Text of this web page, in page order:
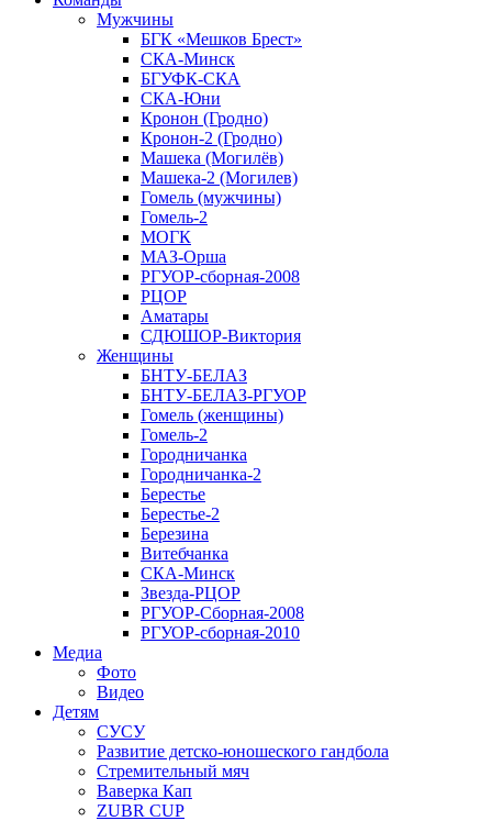
Мужчины
БГК «Мешков Брест»
СКА-Минск
БГУФК-СКА
СКА-Юни
Кронон (Гродно)
Кронон-2 (Гродно)
Машека (Могилёв)
Машека-2 (Могилев)
Гомель (мужчины)
Гомель-2
МОГК
МАЗ-Орша
РГУОР-сборная-2008
РЦОР
Аматары
СДЮШОР-Виктория
Женщины
БНТУ-БЕЛАЗ
БНТУ-БЕЛАЗ-РГУОР
Гомель (женщины)
Гомель-2
Городничанка
Городничанка-2
Берестье
Берестье-2
Березина
Витебчанка
СКА-Минск
Звезда-РЦОР
РГУОР-Сборная-2008
РГУОР-сборная-2010
Медиа
Фото
Видео
Детям
СУСУ
Развитие детско-юношеского гандбола
Стремительный мяч
Ваверка Кап
ZUBR CUP